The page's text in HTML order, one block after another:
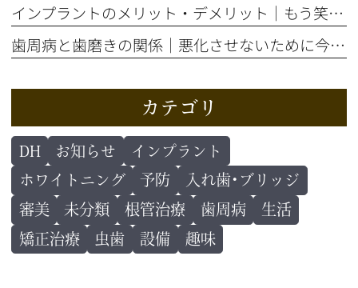
インプラントのメリット・デメリット｜もう笑顔をためらわない選択とは
歯周病と歯磨きの関係｜悪化させないために今すぐ自分でできること
カテゴリ
DH お知らせ
インプラント
ホワイトニング
予防
入れ歯･ブリッジ
審美
未分類 根管治療 歯周病
生活
矯正治療
虫歯 設備 趣味